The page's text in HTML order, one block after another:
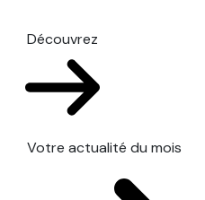
Découvrez
Votre actualité du mois